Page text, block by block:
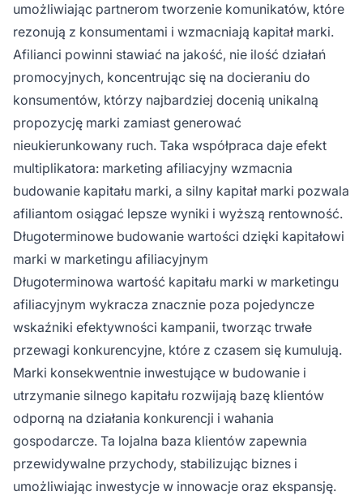
umożliwiając partnerom tworzenie komunikatów, które
rezonują z konsumentami i wzmacniają kapitał marki.
Afilianci powinni stawiać na jakość, nie ilość działań
promocyjnych, koncentrując się na docieraniu do
konsumentów, którzy najbardziej docenią unikalną
propozycję marki zamiast generować
nieukierunkowany ruch. Taka współpraca daje efekt
multiplikatora: marketing afiliacyjny wzmacnia
budowanie kapitału marki, a silny kapitał marki pozwala
afiliantom osiągać lepsze wyniki i wyższą rentowność.
Długoterminowe budowanie wartości dzięki kapitałowi
marki w marketingu afiliacyjnym
Długoterminowa wartość kapitału marki w marketingu
afiliacyjnym wykracza znacznie poza pojedyncze
wskaźniki efektywności kampanii, tworząc trwałe
przewagi konkurencyjne, które z czasem się kumulują.
Marki konsekwentnie inwestujące w budowanie i
utrzymanie silnego kapitału rozwijają bazę klientów
odporną na działania konkurencji i wahania
gospodarcze. Ta lojalna baza klientów zapewnia
przewidywalne przychody, stabilizując biznes i
umożliwiając inwestycje w innowacje oraz ekspansję.